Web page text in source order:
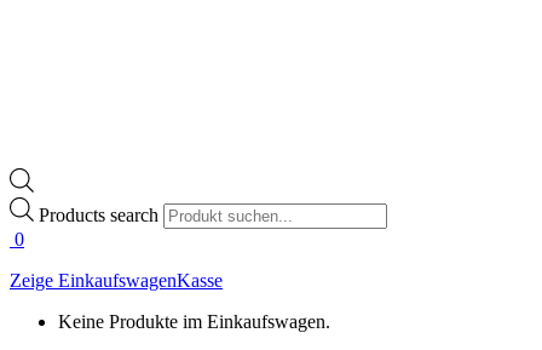
Products search
0
Zeige EinkaufswagenKasse
Keine Produkte im Einkaufswagen.